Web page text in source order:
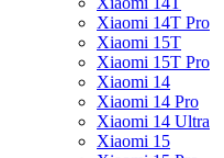
Xiaomi 14T Pro
Xiaomi 15T
Xiaomi 15T Pro
Xiaomi 14
Xiaomi 14 Pro
Xiaomi 14 Ultra
Xiaomi 15